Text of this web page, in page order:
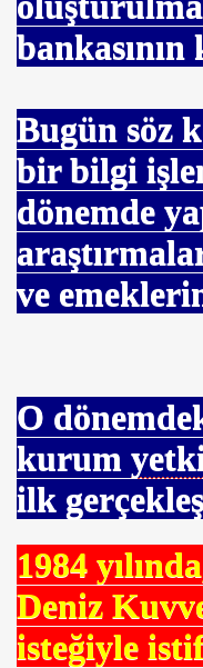
Bugün söz
bir bilgi
dönemde
ve
O
kurum
ilk
1984
Deniz
isteğiyle
GÜRBÜZ
KAPICIOĞLU